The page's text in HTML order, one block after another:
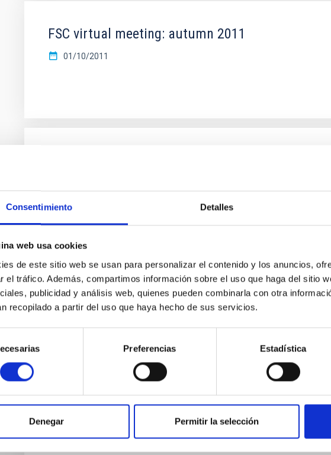
Consentimiento Detalles
web usa cookies
de este sitio web se usan para personalizar el contenido y los anuncios,
el tráfico. Además, compartimos información sobre el uso que haga del sitio
publicidad y análisis web, quienes pueden combinarla con otra
recopilado a partir del uso que haya hecho de sus servicios.
Preferencias Estadística
Denegar Permitir la selección
FSC virtual meeting: autumn 2011
01/10/2011
FSC virtual meeting: autumn 2010
01/10/2010
FSC Meeting: March 2010 (Bonn, Germany)
01/02/2010